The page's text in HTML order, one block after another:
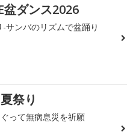
盆ダンス2026
サンバのリズムで盆踊り
祭り
って無病息災を祈願